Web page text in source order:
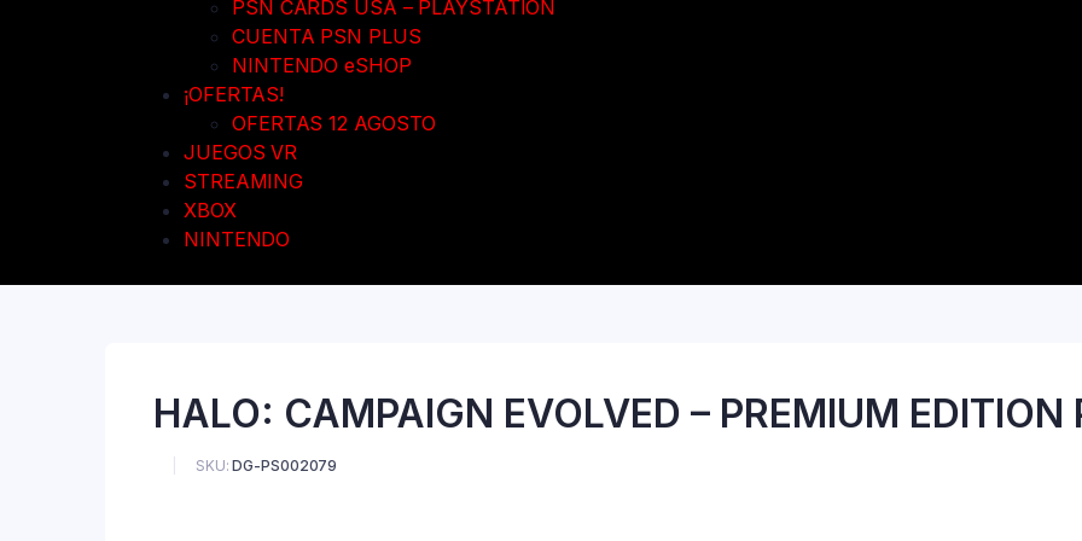
PSN CARDS USA – PLAYSTATION
CUENTA PSN PLUS
NINTENDO eSHOP
¡OFERTAS!
OFERTAS 12 AGOSTO
JUEGOS VR
STREAMING
XBOX
NINTENDO
HALO: CAMPAIGN EVOLVED – PREMIUM EDITION
SKU: DG-PS002079